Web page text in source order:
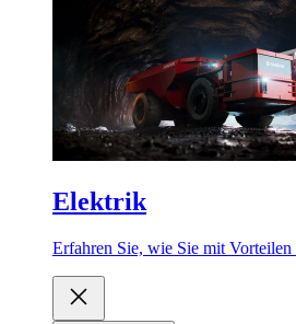
Elektrik
Erfahren Sie, wie Sie mit